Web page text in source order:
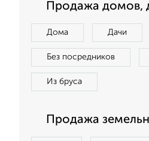
Продажа домов,
Дома Дачи
Без посредников
Из бруса
Продажа